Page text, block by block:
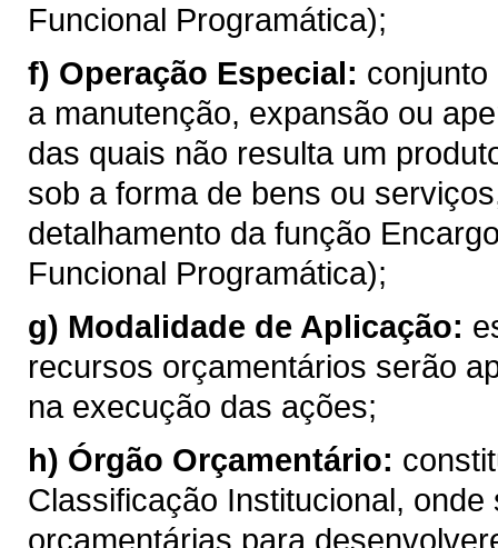
Funcional Programática);
f) Operação Especial:
a manutenção, expansão ou
das quais não resulta um
sob a forma de bens ou
detalhamento da função
Funcional Programática);
g) Modalidade de Aplicação:
recursos orçamentários serão
na execução das ações;
h) Órgão Orçamentário:
Classificação Institucional,
orçamentárias para